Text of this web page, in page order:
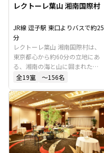
レクトーレ葉山 湘南国際村
JR線 逗子駅 東口よりバスで約25
分
レクトーレ葉山 湘南国際村は、
東京都心から約60分の立地にあ
る、湘南の海と山に囲まれた研
修施設です。逗子駅東口からバ
容221名のセミナー室には同時通
訳設備や事務局用の別室も備え
ています。大規模な研修やセミ
ナーに適した環境を整えていま
す。
全19室 〜156名